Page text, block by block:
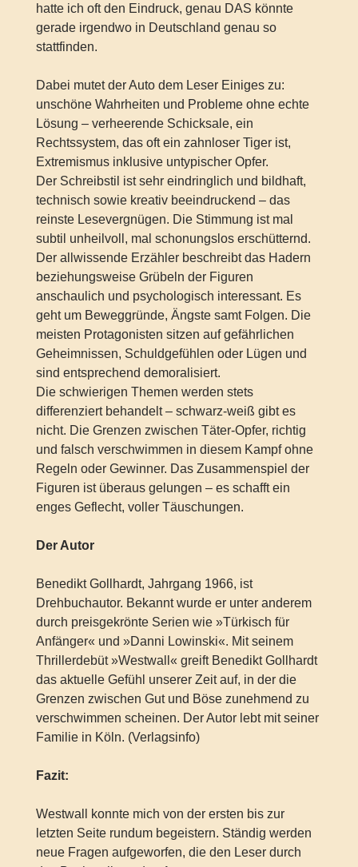
hatte ich oft den Eindruck, genau DAS könnte
gerade irgendwo in Deutschland genau so
stattfinden.
Dabei mutet der Auto dem Leser Einiges zu:
unschöne Wahrheiten und Probleme ohne echte
Lösung – verheerende Schicksale, ein
Rechtssystem, das oft ein zahnloser Tiger ist,
Extremismus inklusive untypischer Opfer.
Der Schreibstil ist sehr eindringlich und bildhaft,
technisch sowie kreativ beeindruckend – das
reinste Lesevergnügen. Die Stimmung ist mal
subtil unheilvoll, mal schonungslos erschütternd.
Der allwissende Erzähler beschreibt das Hadern
beziehungsweise Grübeln der Figuren
anschaulich und psychologisch interessant. Es
geht um Beweggründe, Ängste samt Folgen. Die
meisten Protagonisten sitzen auf gefährlichen
Geheimnissen, Schuldgefühlen oder Lügen und
sind entsprechend demoralisiert.
Die schwierigen Themen werden stets
differenziert behandelt – schwarz-weiß gibt es
nicht. Die Grenzen zwischen Täter-Opfer, richtig
und falsch verschwimmen in diesem Kampf ohne
Regeln oder Gewinner. Das Zusammenspiel der
Figuren ist überaus gelungen – es schafft ein
enges Geflecht, voller Täuschungen.
Der Autor
Benedikt Gollhardt, Jahrgang 1966, ist
Drehbuchautor. Bekannt wurde er unter anderem
durch preisgekrönte Serien wie »Türkisch für
Anfänger« und »Danni Lowinski«. Mit seinem
Thrillerdebüt »Westwall« greift Benedikt Gollhardt
das aktuelle Gefühl unserer Zeit auf, in der die
Grenzen zwischen Gut und Böse zunehmend zu
verschwimmen scheinen. Der Autor lebt mit seiner
Familie in Köln. (Verlagsinfo)
Fazit:
Westwall konnte mich von der ersten bis zur
letzten Seite rundum begeistern. Ständig werden
neue Fragen aufgeworfen, die den Leser durch